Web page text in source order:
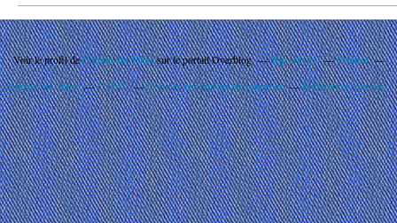
Voir le profil deComité des Fêtessur le portail Overblog Top articles
Contact
Signaler un abus
C.G.U. Cookies et données personnelles Préférences cookies